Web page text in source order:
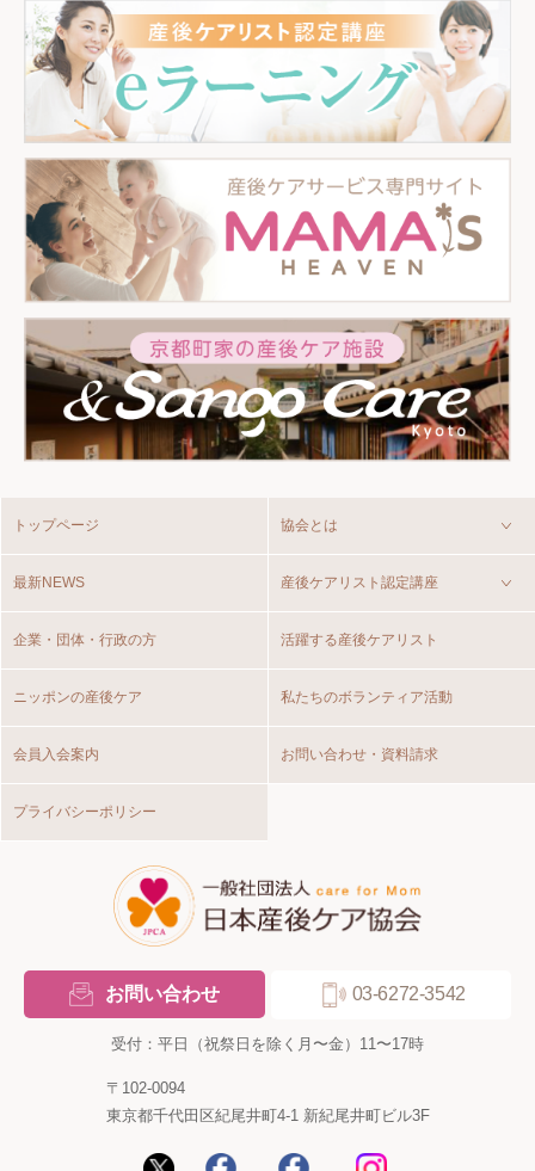
お問い合わせ 03-6272-3542
受付：平日（祝祭日を除く月〜金）11〜17時
〒102-0094
東京都千代田区紀尾井町4-1 新紀尾井町ビル3F
トップページ 協会とは
最新NEWS 産後ケアリスト認定講座
企業・団体・行政の方 活躍する産後ケアリスト
ニッポンの産後ケア 私たちのボランティア活動
会員入会案内 お問い合わせ・資料請求
プライバシーポリシー